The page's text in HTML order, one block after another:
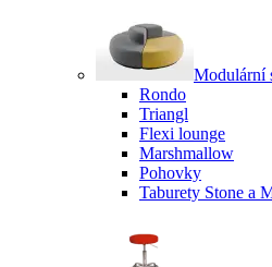
Modulární
Rondo
Triangl
Flexi lounge
Marshmallow
Pohovky
Taburety Stone a